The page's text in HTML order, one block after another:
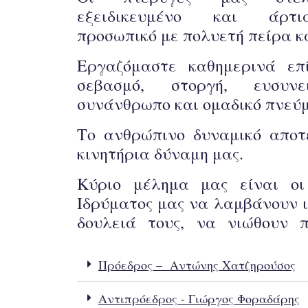
εξειδικευμένο και
προσωπικό με πολυετή πείρα
Εργαζόμαστε καθημερινά
σεβασμό, στοργή,
συνάνθρωπο και ομαδικό
Το ανθρώπινο δυναμικό
κινητήρια δύναμη μας.
Κύριο μέλημα μας είναι
Ιδρύματος μας να λαμβάνουν
δουλειά τους, να νιώθουν
Πρόεδρος – Αντώνης Χατζηρούσος
Αντιπρόεδρος - Γιώργος Φοραδάρης